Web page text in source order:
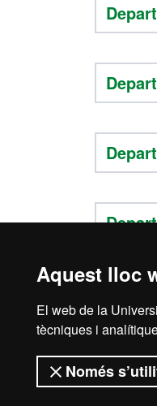
Aquest lloc
El web de la
tècniques i
Només